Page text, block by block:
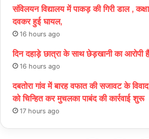
संविलयन विद्यालय में पाकड़ की गिरी डाल ,
दवकर हुई घायल,
16 hours ago
दिन दहाड़े छात्रा के साथ छेड़खानी का आरोपी
16 hours ago
दबतोरा गांव में बारह वफात की सजावट के
को चिन्हित कर मुचलका पाबंद की कार्रवाई शुरू
17 hours ago